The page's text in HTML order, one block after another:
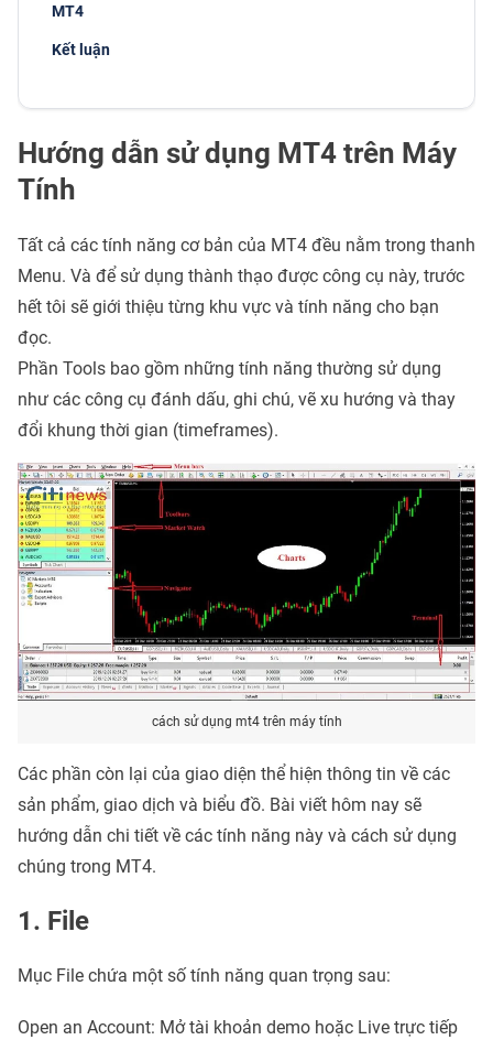
MT4
Kết luận
Hướng dẫn sử dụng MT4 trên Máy
Tính
Tất cả các tính năng cơ bản của MT4 đều nằm trong thanh
Menu. Và để sử dụng thành thạo được công cụ này, trước
hết tôi sẽ giới thiệu từng khu vực và tính năng cho bạn
đọc.
Phần Tools bao gồm những tính năng thường sử dụng
như các công cụ đánh dấu, ghi chú, vẽ xu hướng và thay
đổi khung thời gian (timeframes).
cách sử dụng mt4 trên máy tính
Các phần còn lại của giao diện thể hiện thông tin về các
sản phẩm, giao dịch và biểu đồ. Bài viết hôm nay sẽ
hướng dẫn chi tiết về các tính năng này và cách sử dụng
chúng trong MT4.
1. File
Mục File chứa một số tính năng quan trọng sau:
Open an Account: Mở tài khoản demo hoặc Live trực tiếp